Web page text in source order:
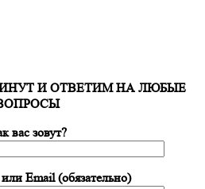
И ОТВЕТИМ НА ЛЮБЫЕ
вас зовут?
Email (обязательно)